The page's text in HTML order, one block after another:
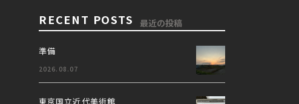
RECENT POSTS 最近の投稿
準備
2026.08.07
東京国立近代美術館